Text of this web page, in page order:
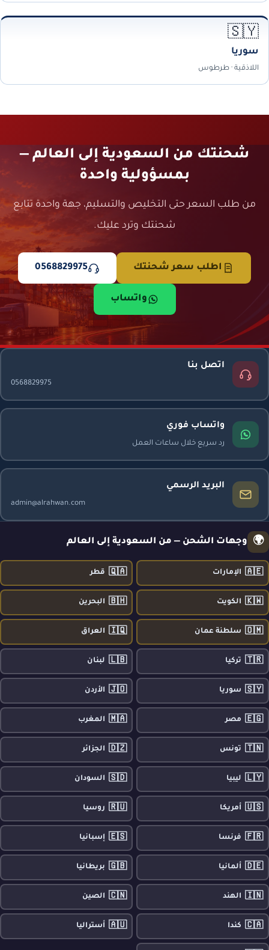
🇸🇾
سوريا
اللاذقية · طرطوس
شحنتك من السعودية إلى العالم —
بمسؤولية واحدة
من طلب السعر حتى التخليص والتسليم، جهة واحدة تتابع
شحنتك وترد عليك.
اطلب سعر شحنتك 0568829975
واتساب
اتصل بنا
0568829975
واتساب فوري
رد سريع خلال ساعات العمل
البريد الرسمي
admin@alrahwan.com
🌍 وجهات الشحن — من السعودية إلى العالم
🇦🇪 الإمارات 🇶🇦 قطر
🇰🇼 الكويت 🇧🇭 البحرين
🇴🇲 سلطنة عمان 🇮🇶 العراق
🇹🇷 تركيا 🇱🇧 لبنان
🇸🇾 سوريا 🇯🇴 الأردن
🇪🇬 مصر 🇲🇦 المغرب
🇹🇳 تونس 🇩🇿 الجزائر
🇱🇾 ليبيا 🇸🇩 السودان
🇺🇸 أمريكا 🇷🇺 روسيا
🇫🇷 فرنسا 🇪🇸 إسبانيا
🇩🇪 ألمانيا 🇬🇧 بريطانيا
🇮🇳 الهند 🇨🇳 الصين
🇨🇦 كندا 🇦🇺 أستراليا